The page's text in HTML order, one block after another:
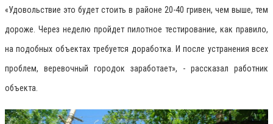
«Удовольствие это будет стоить в районе 20-40 гривен, чем выше, тем
дороже. Через неделю пройдет пилотное тестирование, как правило,
на подобных объектах требуется доработка. И после устранения всех
проблем, веревочный городок заработает», - рассказал работник
объекта.